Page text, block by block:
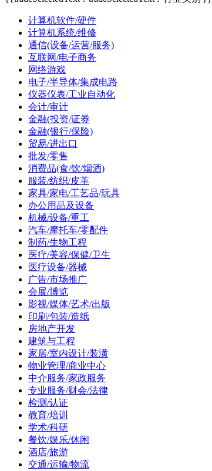
计算机软件/硬件
计算机系统/维修
通信(设备/运营/服务)
互联网/电子商务
网络游戏
电子/半导体/集成电路
仪器仪表/工业自动化
会计/审计
金融(投资/证券
金融(银行/保险)
贸易/进出口
批发/零售
消费品(食/饮/烟酒)
服装/纺织/皮革
家具/家电/工艺品/玩具
办公用品及设备
机械/设备/重工
汽车/摩托车/零配件
制药/生物工程
医疗/美容/保健/卫生
医疗设备/器械
广告/市场推广
会展/博览
影视/媒体/艺术/出版
印刷/包装/造纸
房地产开发
建筑与工程
家居/室内设计/装潢
物业管理/商业中心
中介服务/家政服务
专业服务/财会/法律
检测/认证
教育/培训
学术/科研
餐饮/娱乐/休闲
酒店/旅游
交通/运输/物流